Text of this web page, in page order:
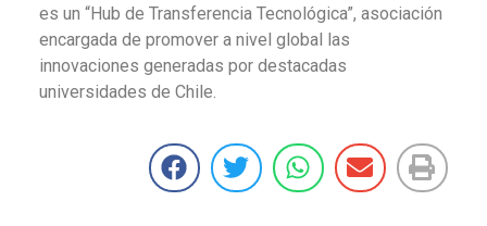
es un “Hub de Transferencia Tecnológica”, asociación
encargada de promover a nivel global las
innovaciones generadas por destacadas
universidades de Chile.